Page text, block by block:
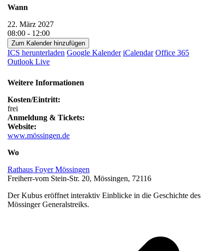
Wann
22. März 2027
08:00 - 12:00
Zum Kalender hinzufügen
ICS herunterladen Google Kalender iCalendar Office 365
Outlook Live
Weitere Informationen
Kosten/Eintritt:
frei
Anmeldung & Tickets:
Website:
www.mössingen.de
Wo
Rathaus Foyer Mössingen
Freiherr-vom Stein-Str. 20, Mössingen, 72116
Der Kubus eröffnet interaktiv Einblicke in die Geschichte des
Mössinger Generalstreiks.